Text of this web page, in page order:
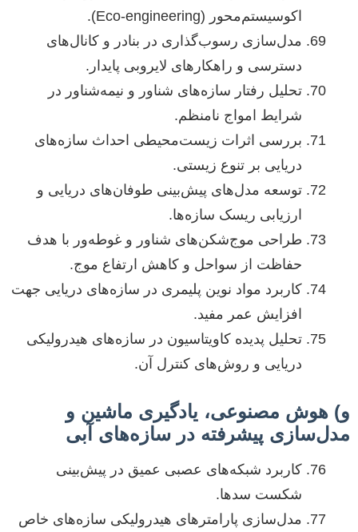
اکوسیستم‌محور (Eco-engineering).
مدل‌سازی رسوب‌گذاری در بنادر و کانال‌های
دسترسی و راهکارهای لایروبی پایدار.
تحلیل رفتار سازه‌های شناور و نیمه‌شناور در
شرایط امواج نامنظم.
بررسی اثرات زیست‌محیطی احداث سازه‌های
دریایی بر تنوع زیستی.
توسعه مدل‌های پیش‌بینی طوفان‌های دریایی و
ارزیابی ریسک سازه‌ها.
طراحی موج‌شکن‌های شناور و غوطه‌ور با هدف
حفاظت از سواحل و کاهش ارتفاع موج.
کاربرد مواد نوین پلیمری در سازه‌های دریایی جهت
افزایش عمر مفید.
تحلیل پدیده کاویتاسیون در سازه‌های هیدرولیکی
دریایی و روش‌های کنترل آن.
و) هوش مصنوعی، یادگیری ماشین و
مدل‌سازی پیشرفته در سازه‌های آبی
کاربرد شبکه‌های عصبی عمیق در پیش‌بینی
شکست سدها.
مدل‌سازی پارامترهای هیدرولیکی سازه‌های خاص